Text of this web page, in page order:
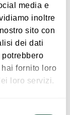
media e
inoltre
sito con
dei dati
fornito loro
loro servizi.
contributors ©CARTO